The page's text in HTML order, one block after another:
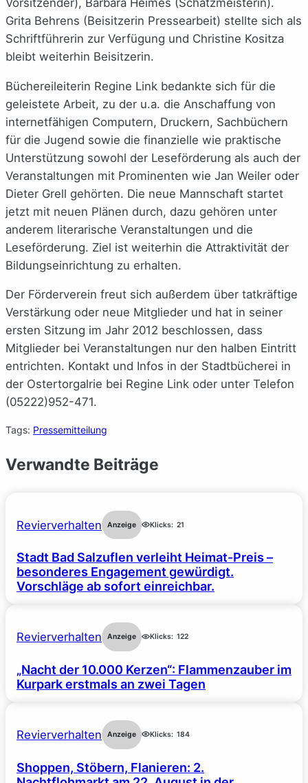
Grita Behrens (Beisitzerin Pressearbeit) stellte sich als
Schriftführerin zur Verfügung und Christine Kositza
bleibt weiterhin Beisitzerin.
Büchereileiterin Regine Link bedankte sich für die
geleistete Arbeit, zu der u.a. die Anschaffung von
internetfähigen Computern, Druckern, Sachbüchern
für die Jugend sowie die finanzielle wie praktische
Unterstützung sowohl der Leseförderung als auch der
Veranstaltungen mit Prominenten wie Jan Weiler oder
Dieter Grell gehörten. Die neue Mannschaft startet
jetzt mit neuen Plänen durch, dazu gehören unter
anderem literarische Veranstaltungen und die
Leseförderung. Ziel ist weiterhin die Attraktivität der
Bildungseinrichtung zu erhalten.
Der Förderverein freut sich außerdem über tatkräftige
Verstärkung oder neue Mitglieder und hat in seiner
ersten Sitzung im Jahr 2012 beschlossen, dass
Mitglieder bei Veranstaltungen nur den halben Eintritt
entrichten. Kontakt und Infos in der Stadtbücherei in
der Ostertorgalrie bei Regine Link oder unter Telefon
(05222)952-471.
Tags: Pressemitteilung
Verwandte Beiträge
Revierverhalten Anzeige Klicks: 21
Stadt Bad Salzuflen verleiht Heimat-Preis –
besonderes Engagement gewürdigt.
Vorschläge ab sofort einreichbar.
Revierverhalten Anzeige Klicks: 122
„Nacht der 10.000 Kerzen“: Flammenzauber im
Kurpark erstmals an zwei Tagen
Revierverhalten Anzeige Klicks: 184
Shoppen, Stöbern, Flanieren: 2.